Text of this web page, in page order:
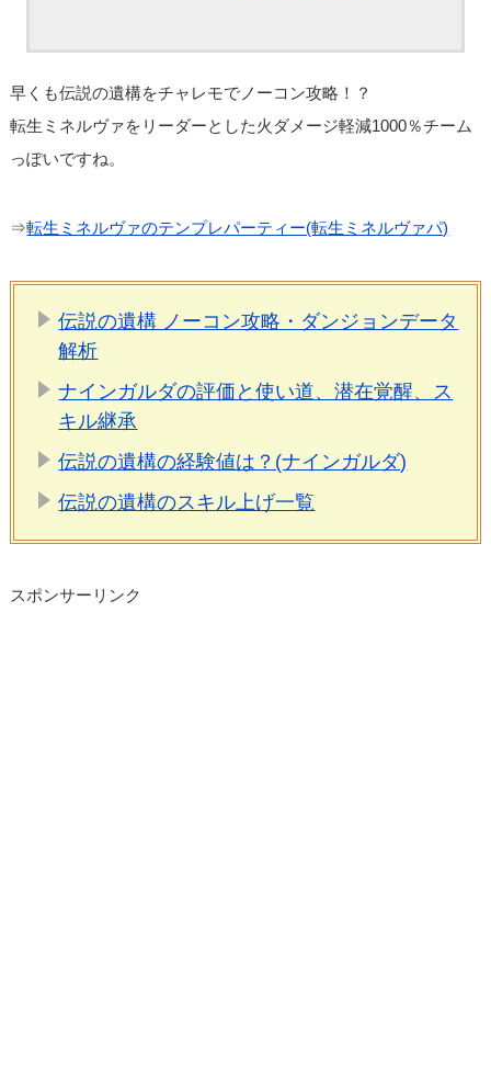
早くも伝説の遺構をチャレモでノーコン攻略！？
転生ミネルヴァをリーダーとした火ダメージ軽減1000％チーム
っぽいですね。
⇒転生ミネルヴァのテンプレパーティー(転生ミネルヴァパ)
伝説の遺構 ノーコン攻略・ダンジョンデータ
解析
ナインガルダの評価と使い道、潜在覚醒、ス
キル継承
伝説の遺構の経験値は？(ナインガルダ)
伝説の遺構のスキル上げ一覧
スポンサーリンク